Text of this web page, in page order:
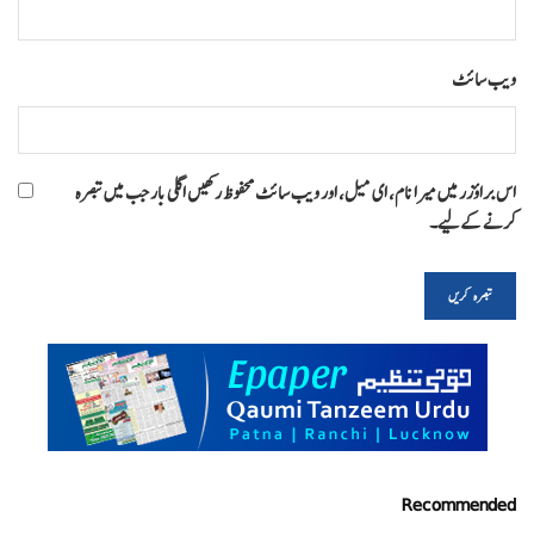
ویب‌ سائٹ
اس براؤزر میں میرا نام، ای میل، اور ویب سائٹ محفوظ رکھیں اگلی بار جب میں تبصرہ
کرنے کےلیے۔
Recommended